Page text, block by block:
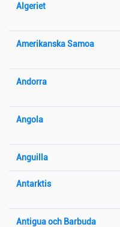
Algeriet
Amerikanska Samoa
Andorra
Angola
Anguilla
Antarktis
Antigua och Barbuda